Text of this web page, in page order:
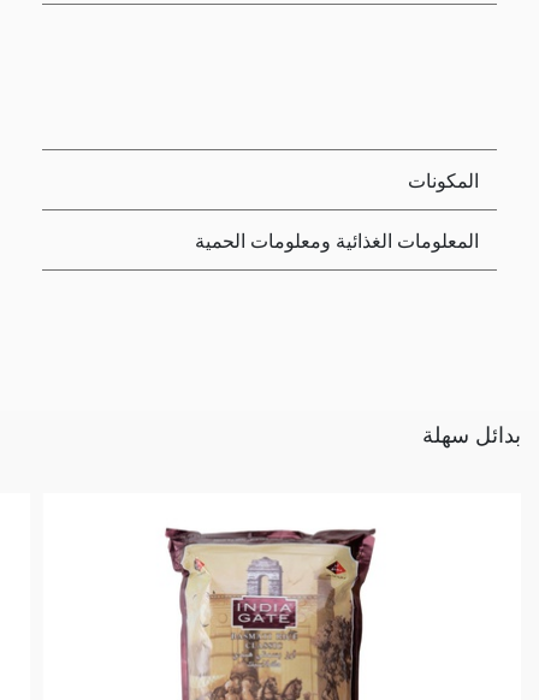
المكونات
المعلومات الغذائية ومعلومات الحمية
بدائل سهلة